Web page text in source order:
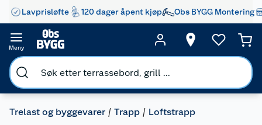
Lavprisløfte 120 dager åpent kjøp Obs BYGG Montering
Meny
Trelast og byggevarer Trapp Loftstrapp